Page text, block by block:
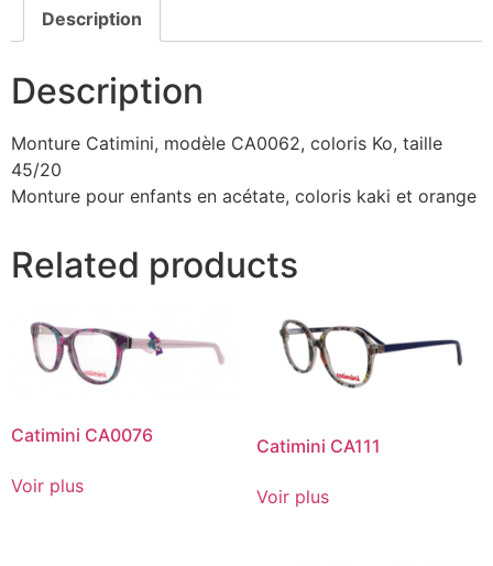
Description
Description
Monture Catimini, modèle CA0062, coloris Ko, taille
45/20
Monture pour enfants en acétate, coloris kaki et orange
Related products
Catimini CA0076
Voir plus
Catimini CA111
Voir plus